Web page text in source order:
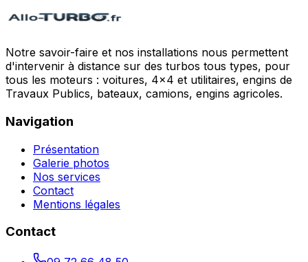
Notre savoir-faire et nos installations nous permettent
d'intervenir à distance sur des turbos tous types, pour
tous les moteurs : voitures, 4x4 et utilitaires, engins de
Travaux Publics, bateaux, camions, engins agricoles.
Navigation
Présentation
Galerie photos
Nos services
Contact
Mentions légales
Contact